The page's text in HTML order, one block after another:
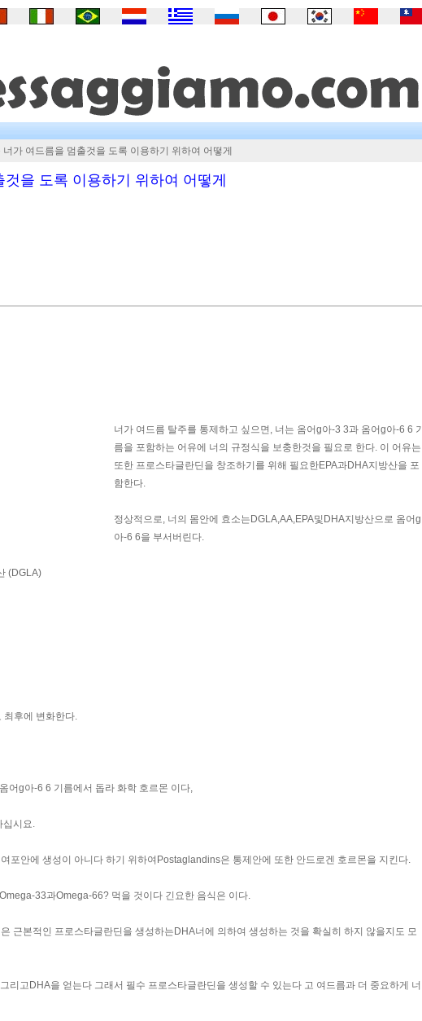
너가 여드름을 멈출것을 도록 이용하기 위하여 어떻게
을 도록 이용하기 위하여 어떻게
너가 여드름 탈주를 통제하고 싶으면, 너는 옴어g아-3 3과 옴어g아-6 6 기
름을 포함하는 어유에 너의 규정식을 보충한것을 필요로 한다. 이 어유는
또한 프로스타글란딘을 창조하기를 위해 필요한EPA과DHA지방산을 포
함한다.
정상적으로, 너의 몸안에 효소는DGLA,AA,EPA및DHA지방산으로 옴어g
아-6 6을 부서버린다.
(DGLA)
최후에 변화한다.
어g아-6 6 기름에서 돕라 화학 호르몬 이다,
십시요.
포안에 생성이 아니다 하기 위하여Postaglandins은 통제안에 또한 안드로겐 호르몬을 지킨다.
33과Omega-66? 먹을 것이다 긴요한 음식은 이다.
근본적인 프로스타글란딘을 생성하는DHA너에 의하여 생성하는 것을 확실히 하지 않을지도 모
리고DHA을 얻는다 그래서 필수 프로스타글란딘을 생성할 수 있는다 고 여드름과 더 중요하게 너